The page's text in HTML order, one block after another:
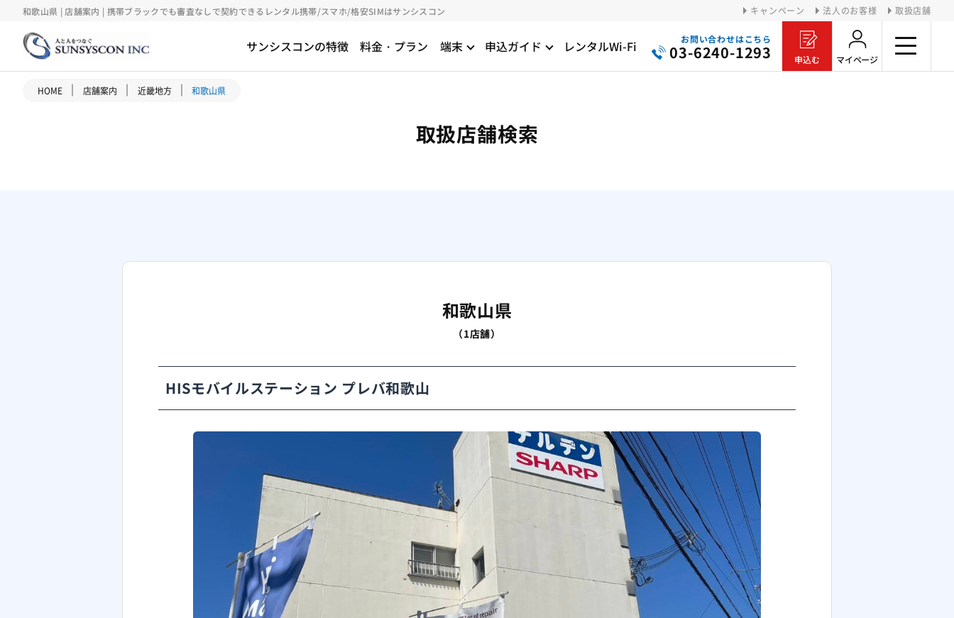
和歌山県 | 店舗案内 | 携帯ブラックでも審査なしで契約できるレンタル携帯/スマホ/格安SIMはサンシスコン キャンペーン 法人のお客様 取扱店舗
サンシスコンの特徴 料金・プラン 端末 申込ガイド レンタルWi-Fi お問い合わせはこちら
03-6240-1293 申込む マイページ
HOME ｜ 店舗案内 ｜ 近畿地方 ｜ 和歌山県
取扱店舗検索
和歌山県
（1店舗）
HISモバイルステーション プレバ和歌山